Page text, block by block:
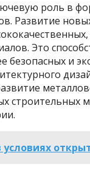
роль в
Развитие
Это
безопасных и
строительных